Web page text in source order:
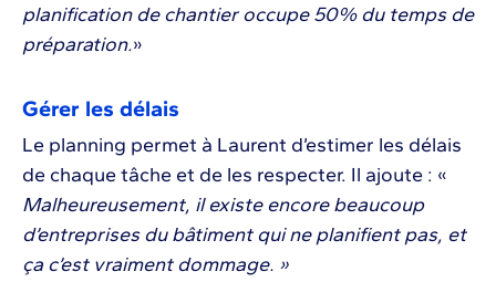
planification de chantier occupe 50% du temps de
préparation.»
Gérer les délais
Le planning permet à Laurent d’estimer les délais
de chaque tâche et de les respecter. Il ajoute : «
Malheureusement, il existe encore beaucoup
d’entreprises du bâtiment qui ne planifient pas, et
ça c’est vraiment dommage. »